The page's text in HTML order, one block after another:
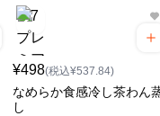
¥498(税込¥537.84)
なめらか食感冷し茶わん
し